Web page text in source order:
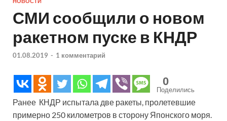
СМИ сообщили о новом
ракетном пуске в КНДР
01.08.2019 - 1 комментарий
0
Поделились
Ранее КНДР испытала две ракеты, пролетевшие
примерно 250 километров в сторону Японского моря.